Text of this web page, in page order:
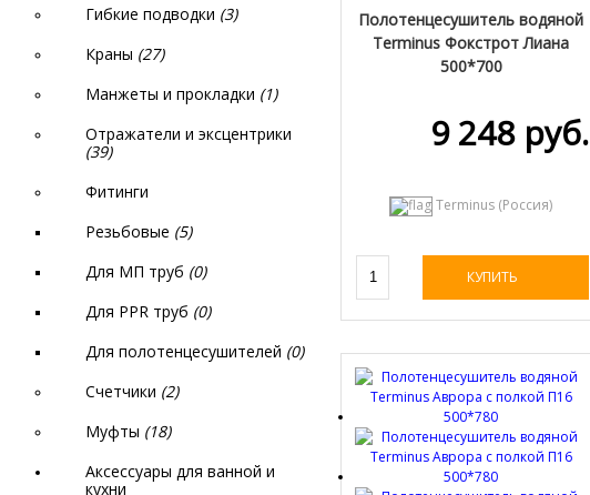
Полотенцесушитель водяной
Terminus Фокстрот Лиана
500*700
9 248 руб.
Terminus (Россия)
КУПИТЬ
Гибкие подводки (3)
Краны (27)
Манжеты и прокладки (1)
Отражатели и эксцентрики
(39)
Фитинги
Резьбовые (5)
Для МП труб (0)
Для PPR труб (0)
Для полотенцесушителей (0)
Счетчики (2)
Муфты (18)
Аксессуары для ванной и
кухни